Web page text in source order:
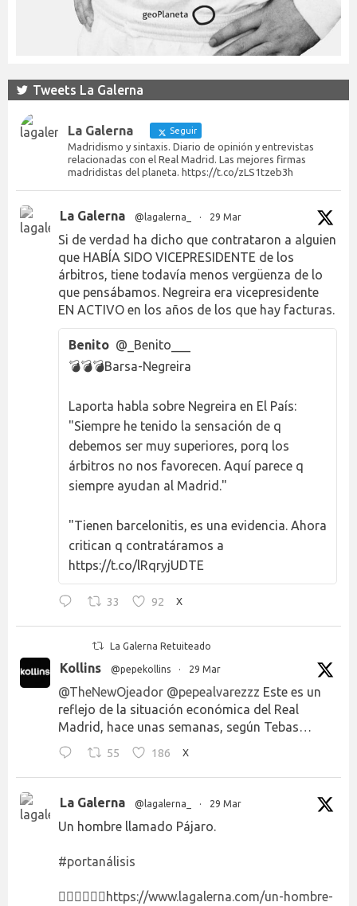
Tweets La Galerna
La Galerna Seguir
Madridismo y sintaxis. Diario de opinión y entrevistas
relacionadas con el Real Madrid. Las mejores firmas
madridistas del planeta. https://t.co/zLS1tzeb3h
La Galerna @lagalerna_ · 29 Mar
Si de verdad ha dicho que contrataron a alguien
que HABÍA SIDO VICEPRESIDENTE de los
árbitros, tiene todavía menos vergüenza de lo
que pensábamos. Negreira era vicepresidente
EN ACTIVO en los años de los que hay facturas.
Benito @_Benito___
💣💣💣Barsa-Negreira
Laporta habla sobre Negreira en El País:
"Siempre he tenido la sensación de q
debemos ser muy superiores, porq los
árbitros no nos favorecen. Aquí parece q
siempre ayudan al Madrid."
"Tienen barcelonitis, es una evidencia. Ahora
critican q contratáramos a
https://t.co/lRqryjUDTE
33 92 X
La Galerna Retuiteado
Kollins @pepekollins · 29 Mar
@TheNewOjeador @pepealvarezzz Este es un
reflejo de la situación económica del Real
Madrid, hace unas semanas, según Tebas…
55 186 X
La Galerna @lagalerna_ · 29 Mar
Un hombre llamado Pájaro.
#portanálisis
👉🏻👉🏻👉🏻 https://www.lagalerna.com/un-hombre-